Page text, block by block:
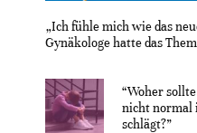
„Ich fühle mich wie das
Gynäkologe hatte das
“Woher
nicht normal
schlägt?”